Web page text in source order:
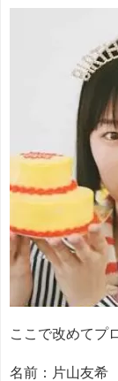
ここで改めてプ
名前：片山友希